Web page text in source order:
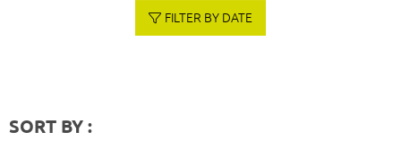
FILTER BY DATE
SORT BY :